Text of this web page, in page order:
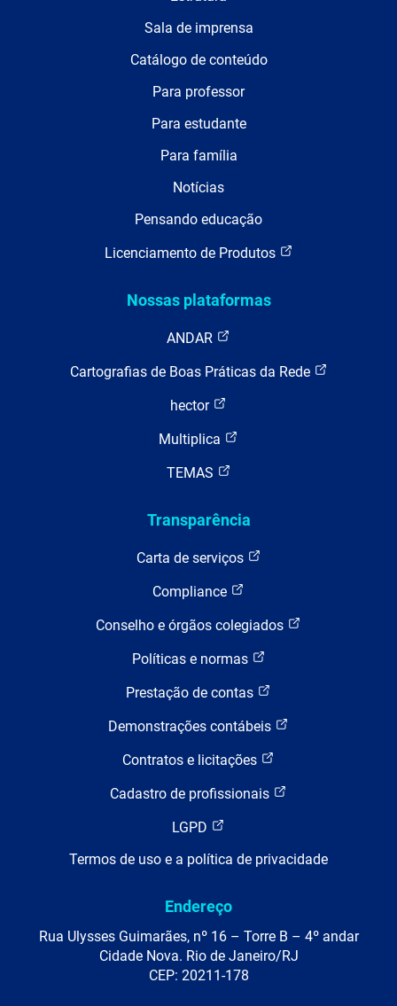
Sala de imprensa
Catálogo de conteúdo
Para professor
Para estudante
Para família
Notícias
Pensando educação
Licenciamento de Produtos
Nossas plataformas
ANDAR
Cartografias de Boas Práticas da Rede
hector
Multiplica
TEMAS
Transparência
Carta de serviços
Compliance
Conselho e órgãos colegiados
Políticas e normas
Prestação de contas
Demonstrações contábeis
Contratos e licitações
Cadastro de profissionais
LGPD
Termos de uso e a política de privacidade
Endereço
Rua Ulysses Guimarães, nº 16 – Torre B – 4º andar
Cidade Nova. Rio de Janeiro/RJ
CEP: 20211-178